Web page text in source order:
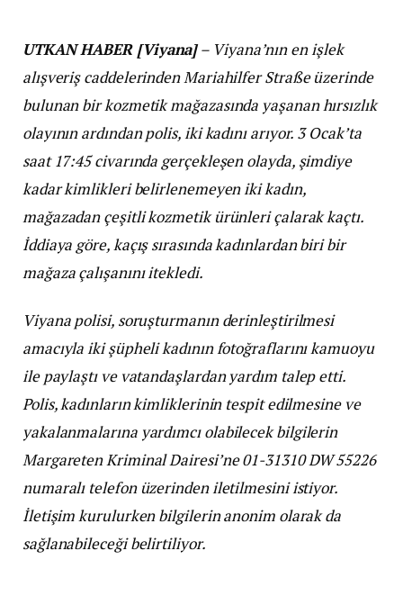
UTKAN HABER [Viyana]– Viyana’nın en işlek
alışveriş caddelerinden Mariahilfer Straße üzerinde
bulunan bir kozmetik mağazasında yaşanan hırsızlık
olayının ardından polis, iki kadını arıyor. 3 Ocak’ta
saat 17:45 civarında gerçekleşen olayda, şimdiye
kadar kimlikleri belirlenemeyen iki kadın,
mağazadan çeşitli kozmetik ürünleri çalarak kaçtı.
İddiaya göre, kaçış sırasında kadınlardan biri bir
mağaza çalışanını itekledi.
Viyana polisi, soruşturmanın derinleştirilmesi
amacıyla iki şüpheli kadının fotoğraflarını kamuoyu
ile paylaştı ve vatandaşlardan yardım talep etti.
Polis, kadınların kimliklerinin tespit edilmesine ve
yakalanmalarına yardımcı olabilecek bilgilerin
Margareten Kriminal Dairesi’ne 01-31310 DW 55226
numaralı telefon üzerinden iletilmesini istiyor.
İletişim kurulurken bilgilerin anonim olarak da
sağlanabileceği belirtiliyor.